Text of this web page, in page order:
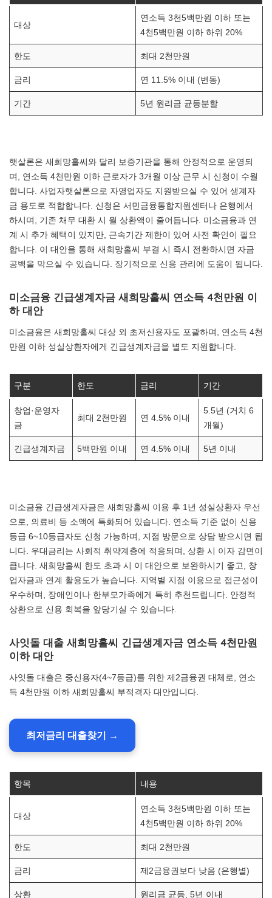
대상
연소득 3천5백만원 이하 또는
4천5백만원 이하 하위 20%
한도 최대 2천만원
금리 연 11.5% 이내 (변동)
기간 5년 원리금 균등분할
햇살론은 새희망홀씨와 달리 보증기관을 통해 안정적으로 운영되
며, 연소득 4천만원 이하 근로자가 3개월 이상 근무 시 신청이 수월
합니다. 사업자햇살론으로 자영업자도 지원받으실 수 있어 생계자
금 용도로 적합합니다. 신청은 서민금융통합지원센터나 은행에서
하시며, 기존 채무 대환 시 월 상환액이 줄어듭니다. 미소금융과 연
계 시 추가 혜택이 있지만, 근속기간 제한이 있어 사전 확인이 필요
합니다. 이 대안을 통해 새희망홀씨 부결 시 즉시 전환하시면 자금
공백을 막으실 수 있습니다. 장기적으로 신용 관리에 도움이 됩니다.
미소금융 긴급생계자금 새희망홀씨 연소득 4천만원 이
하 대안
미소금융은 새희망홀씨 대상 외 초저신용자도 포괄하며, 연소득 4천
만원 이하 성실상환자에게 긴급생계자금을 별도 지원합니다.
구분 한도 금리 기간
창업·운영자
금
최대 2천만원 연 4.5% 이내
5.5년 (거치 6
개월)
긴급생계자금 5백만원 이내 연 4.5% 이내 5년 이내
미소금융 긴급생계자금은 새희망홀씨 이용 후 1년 성실상환자 우선
으로, 의료비 등 소액에 특화되어 있습니다. 연소득 기준 없이 신용
등급 6~10등급자도 신청 가능하며, 지점 방문으로 상담 받으시면 됩
니다. 우대금리는 사회적 취약계층에 적용되며, 상환 시 이자 감면이
큽니다. 새희망홀씨 한도 초과 시 이 대안으로 보완하시기 좋고, 창
업자금과 연계 활용도가 높습니다. 지역별 지점 이용으로 접근성이
우수하며, 장애인이나 한부모가족에게 특히 추천드립니다. 안정적
상환으로 신용 회복을 앞당기실 수 있습니다.
사잇돌 대출 새희망홀씨 긴급생계자금 연소득 4천만원
이하 대안
사잇돌 대출은 중신용자(4~7등급)를 위한 제2금융권 대체로, 연소
득 4천만원 이하 새희망홀씨 부적격자 대안입니다.
최저금리 대출찾기 →
항목 내용
대상
연소득 3천5백만원 이하 또는
4천5백만원 이하 하위 20%
한도 최대 2천만원
금리 제2금융권보다 낮음 (은행별)
상환 원리금 균등, 5년 이내